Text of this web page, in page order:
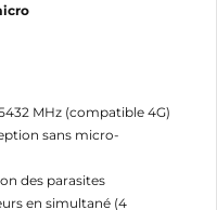
MHz (compatible 4G)
sans micro-
des parasites
en simultané (4